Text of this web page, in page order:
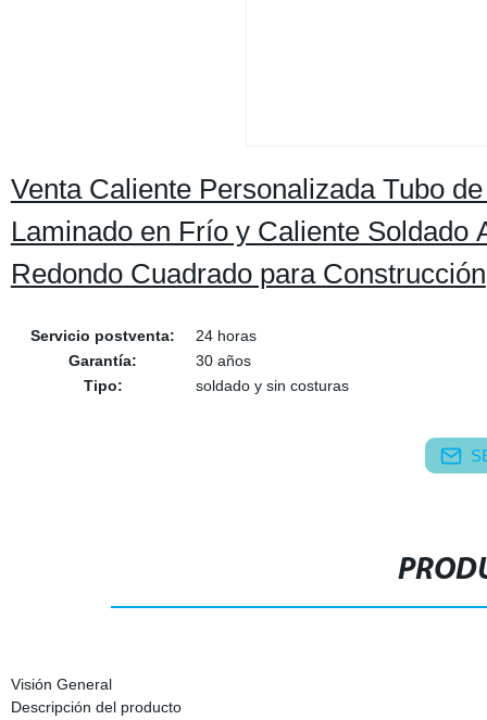
Venta Caliente Personalizada Tubo
Laminado en Frío y Caliente Soldado
Redondo Cuadrado para Construcción
Servicio postventa:
24 horas
Garantía:
30 años
Tipo:
soldado y sin costuras
Visión General
Descripción del producto